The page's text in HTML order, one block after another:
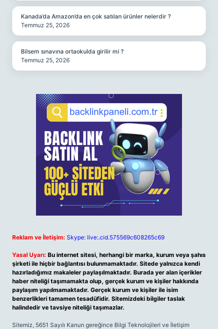
Kanada’da Amazon’da en çok satılan ürünler nelerdir ?
Temmuz 25, 2026
Bilsem sınavına ortaokulda girilir mi ?
Temmuz 25, 2026
Reklam ve İletişim: Skype: live:.cid.575569c608265c69
Yasal Uyarı: Bu internet sitesi, herhangi bir marka, kurum veya şahıs
şirketi ile hiçbir bağlantısı bulunmamaktadır. Sitede yalnızca kendi
hazırladığımız makaleler paylaşılmaktadır. Burada yer alan içerikler
haber niteliği taşımamakta olup, gerçek kurum ve kişiler hakkında
paylaşım yapılmamaktadır. Gerçek kurum ve kişiler ile isim
benzerlikleri tamamen tesadüfidir. Sitemizdeki bilgiler taslak
halindedir ve tavsiye niteliği taşımazlar.
Sitemiz, 5651 Sayılı Kanun gereğince Bilgi Teknolojileri ve İletişim